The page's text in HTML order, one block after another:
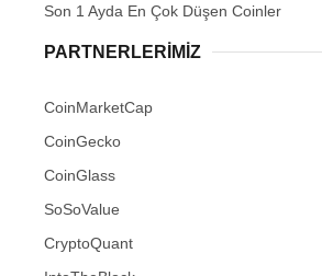
Son 1 Ayda En Çok Düşen Coinler
PARTNERLERIMIZ
CoinMarketCap
CoinGecko
CoinGlass
SoSoValue
CryptoQuant